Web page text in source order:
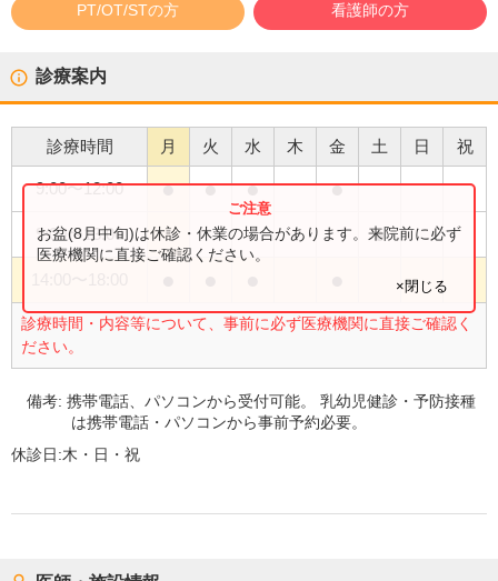
PT/OT/STの方 看護師の方
診療案内
診療時間 月 火 水 木 金 土 日 祝
9:00〜12:00 ● ● ● ●
9:00〜13:00 ●
診療時間・内容等について、事前に必ず医療機関に直接ご確認く
ださい。
お盆(8月中旬)は休診・休業の場合があります。来院前に必ず
医療機関に直接ご確認ください。
×閉じる
備考:携帯電話、パソコンから受付可能。 乳幼児健診・予防接種
は携帯電話・パソコンから事前予約必要。
休診日:木・日・祝